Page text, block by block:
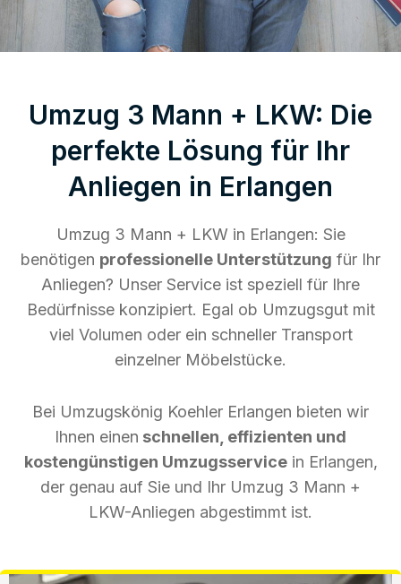
Umzug 3 Mann + LKW: Die
perfekte Lösung für Ihr
Anliegen in Erlangen
Umzug 3 Mann + LKW in Erlangen: Sie
benötigen professionelle Unterstützung für Ihr
Anliegen? Unser Service ist speziell für Ihre
Bedürfnisse konzipiert. Egal ob Umzugsgut mit
viel Volumen oder ein schneller Transport
einzelner Möbelstücke.
Bei Umzugskönig Koehler Erlangen bieten wir
Ihnen einen schnellen, effizienten und
kostengünstigen Umzugsservicein Erlangen,
der genau auf Sie und Ihr Umzug 3 Mann +
LKW-Anliegen abgestimmt ist.